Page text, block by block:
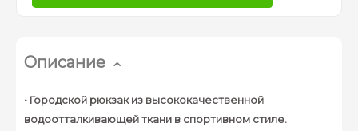
Описание
• Городской рюкзак из высококачественной
водоотталкивающей ткани в спортивном стиле.